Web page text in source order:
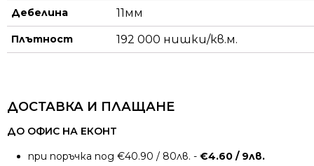
Дебелина 11мм
Плътност 192 000 нишки/кв.м.
ДОСТАВКА И ПЛАЩАНЕ
ДО ОФИС НА ЕКОНТ
при поръчка под €40.90 / 80лв. - €4.60 / 9лв.